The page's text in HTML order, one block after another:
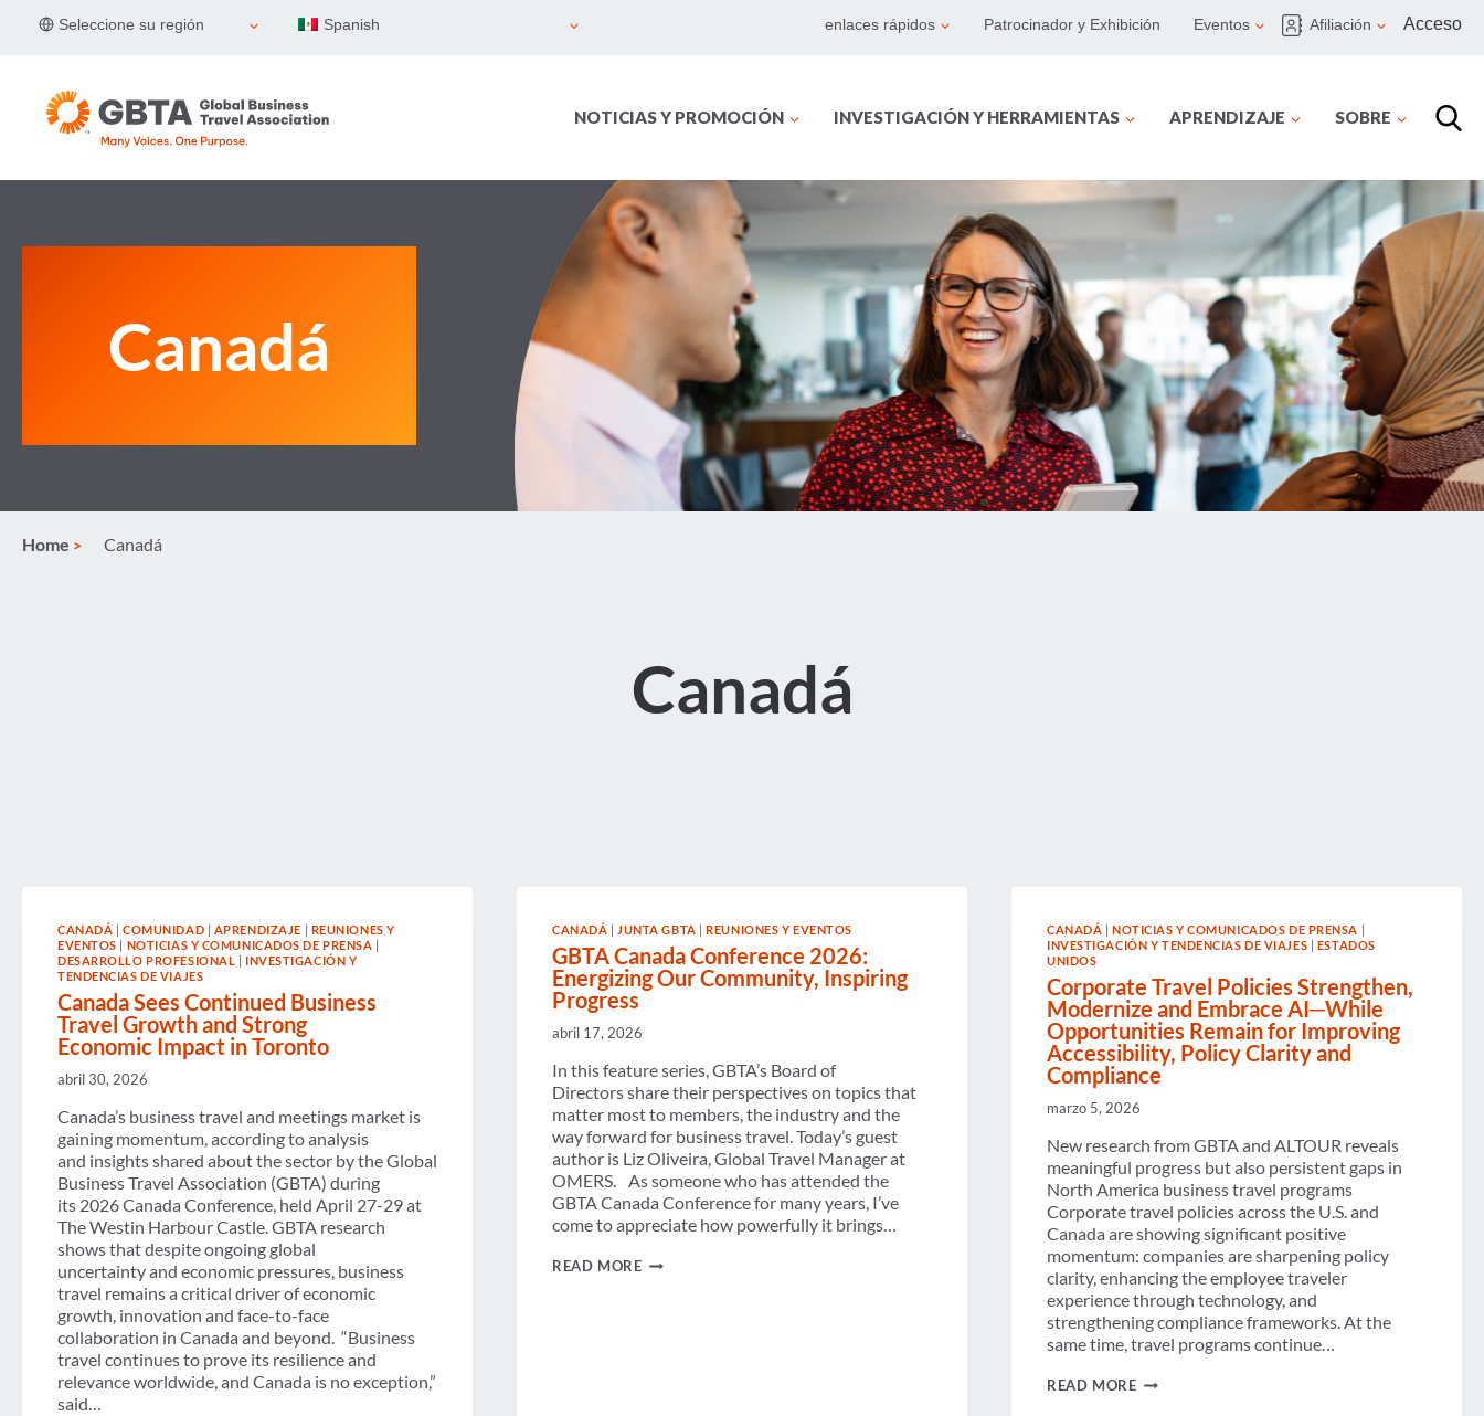
Seleccione su región Spanish enlaces rápidos Patrocinador y Exhibición Eventos Afiliación Acceso
NOTICIAS Y PROMOCIÓN INVESTIGACIÓN Y HERRAMIENTAS APRENDIZAJE SOBRE
Canadá
Home Canadá
Canadá
CANADÁ |COMUNIDAD | APRENDIZAJE | REUNIONES Y
EVENTOS | NOTICIAS Y COMUNICADOS DE PRENSA |
DESARROLLO PROFESIONAL | INVESTIGACIÓN Y
TENDENCIAS DE VIAJES
Canada Sees Continued Business
Travel Growth and Strong
Economic Impact in Toronto
abril 30, 2026
Canada’s business travel and meetings market is
gaining momentum, according to analysis
and insights shared about the sector by the Global
Business Travel Association (GBTA) during
its 2026 Canada Conference, held April 27-29 at
The Westin Harbour Castle. GBTA research
shows that despite ongoing global
uncertainty and economic pressures, business
travel remains a critical driver of economic
growth, innovation and face-to-face
collaboration in Canada and beyond. “Business
travel continues to prove its resilience and
relevance worldwide, and Canada is no exception,”
said…
CANADÁ | JUNTA GBTA |REUNIONES Y EVENTOS
GBTA Canada Conference 2026:
Energizing Our Community, Inspiring
Progress
abril 17, 2026
In this feature series, GBTA’s Board of
Directors share their perspectives on topics that
matter most to members, the industry and the
way forward for business travel. Today’s guest
author is Liz Oliveira, Global Travel Manager at
OMERS. As someone who has attended the
GBTA Canada Conference for many years, I’ve
come to appreciate how powerfully it brings…
READ MOREGBTA
CANADÁ |NOTICIAS Y COMUNICADOS DE PRENSA |
INVESTIGACIÓN Y TENDENCIAS DE VIAJES | ESTADOS
UNIDOS
Corporate Travel Policies Strengthen,
Modernize and Embrace AI─While
Opportunities Remain for Improving
Accessibility, Policy Clarity and
Compliance
marzo 5, 2026
New research from GBTA and ALTOUR reveals
meaningful progress but also persistent gaps in
North America business travel programs
Corporate travel policies across the U.S. and
Canada are showing significant positive
momentum: companies are sharpening policy
clarity, enhancing the employee traveler
experience through technology, and
strengthening compliance frameworks. At the
same time, travel programs continue…
READ MORECORPORATE